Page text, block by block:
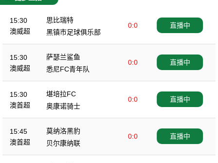
15:30
澳威超
思比瑞特
0:0
黑镇市足球俱乐部
直播中
15:30
澳威超
萨瑟兰鲨鱼
0:0
悉尼FC青年队
直播中
15:30
澳首超
堪培拉FC
0:0
奥康诺骑士
直播中
15:45
澳首超
莫纳洛黑豹
0:0
贝尔康纳联
直播中